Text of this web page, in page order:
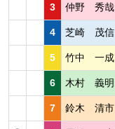
3 仲野 秀哉
4 芝崎 茂信
5 竹中 一成
6 木村 義明
7 鈴木 清市